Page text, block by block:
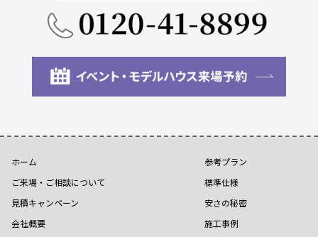
ホーム
ご来場・ご相談について
見積キャンペーン
会社概要
参考プラン
標準仕様
安さの秘密
施工事例